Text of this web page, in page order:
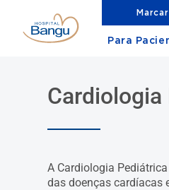
Para
A Cardiologia
das doenças cardíacas